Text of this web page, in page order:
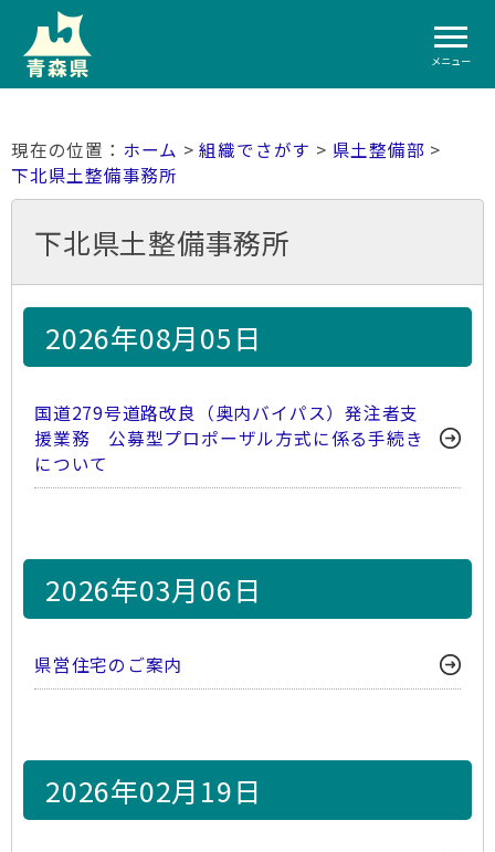
メニュー
ホーム >組織でさがす > 県土整備部 >
下北県土整備事務所
下北県土整備事務所
2026年08月05日
国道279号道路改良（奥内バイパス）発注者支
援業務 公募型プロポーザル方式に係る手続き
について
2026年03月06日
県営住宅のご案内
2026年02月19日